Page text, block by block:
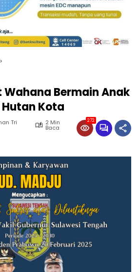
Wahana Bermain Anak
Kota
Tri 2 Min
Baca
272